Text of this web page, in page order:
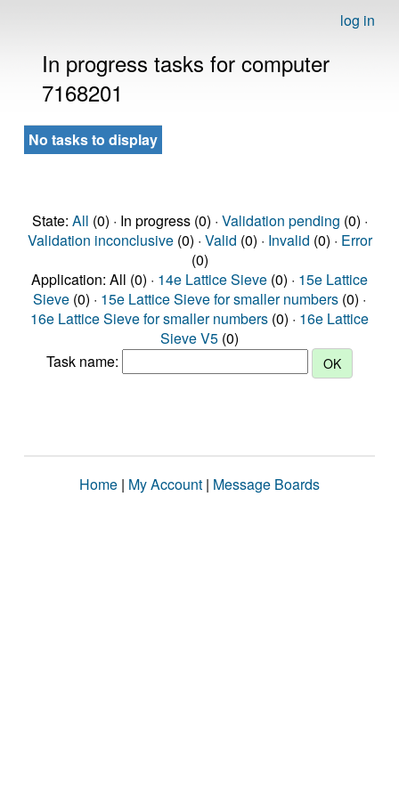
log in
In progress tasks for computer
7168201
No tasks to display
State: All (0) · In progress (0) · Validation pending (0) ·
Validation inconclusive(0) · Valid (0) · Invalid (0) · Error
(0)
Application: All (0) · 14e Lattice Sieve (0) · 15e Lattice
Sieve (0) · 15e Lattice Sieve for smaller numbers (0) ·
16e Lattice Sieve for smaller numbers (0) · 16e Lattice
Sieve V5 (0)
Task name:
Home | My Account | Message Boards